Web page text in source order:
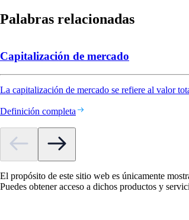
Palabras relacionadas
Capitalización de mercado
La capitalización de mercado se refiere al valor
Definición completa
El propósito de este sitio web es únicamente
Puedes obtener acceso a dichos productos y